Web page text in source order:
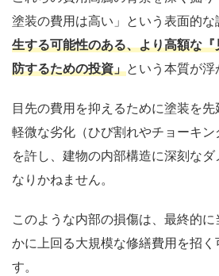
塗装の費用は高い」という表面的な
生する可能性のある、より高額な
防するための投資」という本質が浮
目先の費用を抑えるために塗装を先
軽微な劣化（ひび割れやチョーキ
を許し、建物の内部構造に深刻な
なりかねません。
このような内部の損傷は、最終的
かに上回る大規模な修繕費用を招く
す。